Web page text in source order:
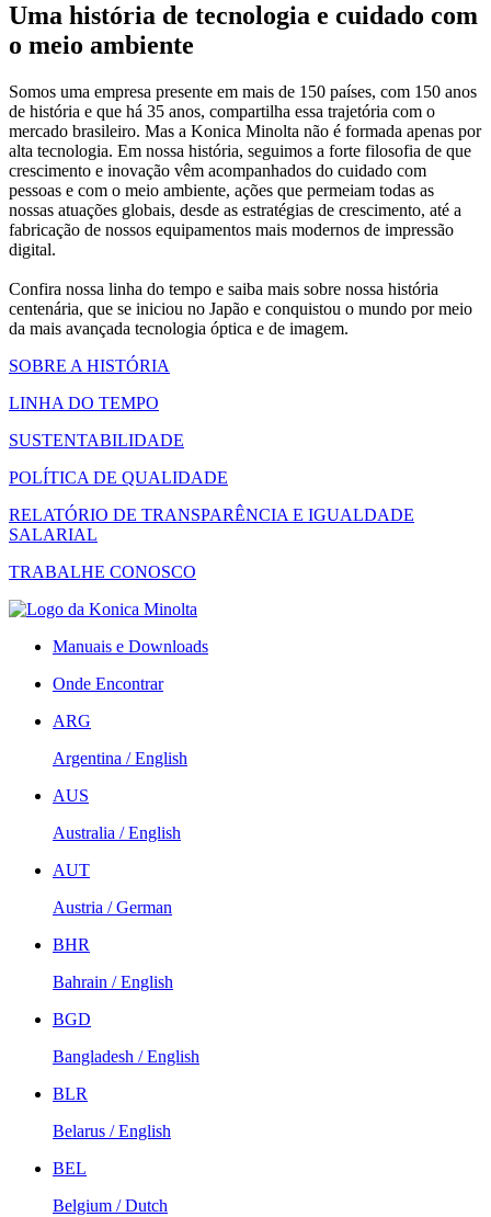
Uma história de tecnologia e cuidado com
o meio ambiente
Somos uma empresa presente em mais de 150 países, com 150 anos
de história e que há 35 anos, compartilha essa trajetória com o
mercado brasileiro. Mas a Konica Minolta não é formada apenas por
alta tecnologia. Em nossa história, seguimos a forte filosofia de que
crescimento e inovação vêm acompanhados do cuidado com
pessoas e com o meio ambiente, ações que permeiam todas as
nossas atuações globais, desde as estratégias de crescimento, até a
fabricação de nossos equipamentos mais modernos de impressão
digital.
Confira nossa linha do tempo e saiba mais sobre nossa história
centenária, que se iniciou no Japão e conquistou o mundo por meio
da mais avançada tecnologia óptica e de imagem.
SOBRE A HISTÓRIA
LINHA DO TEMPO
SUSTENTABILIDADE
POLÍTICA DE QUALIDADE
RELATÓRIO DE TRANSPARÊNCIA E IGUALDADE
SALARIAL
TRABALHE CONOSCO
Manuais e Downloads
Onde Encontrar
ARG
Argentina / English
AUS
Australia / English
AUT
Austria / German
BHR
Bahrain / English
BGD
Bangladesh / English
BLR
Belarus / English
BEL
Belgium / Dutch